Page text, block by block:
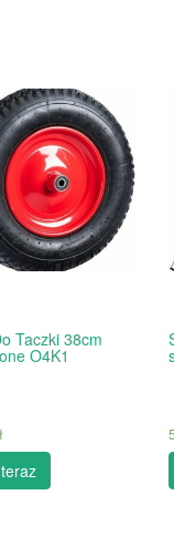
Taczki 38cm
O4K1